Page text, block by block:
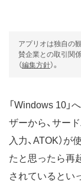
アプリオは独自の
賛企業との取引関
（編集方針）。
「Windows 10
ザーから、サー
入力、ATOK）
たと思ったら再
されているとい